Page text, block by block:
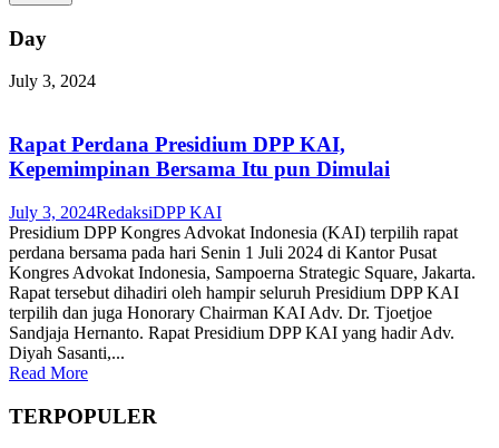
Day
July 3, 2024
Rapat Perdana Presidium DPP KAI,
Kepemimpinan Bersama Itu pun Dimulai
July 3, 2024RedaksiDPP KAI
Presidium DPP Kongres Advokat Indonesia (KAI) terpilih rapat
perdana bersama pada hari Senin 1 Juli 2024 di Kantor Pusat
Kongres Advokat Indonesia, Sampoerna Strategic Square, Jakarta.
Rapat tersebut dihadiri oleh hampir seluruh Presidium DPP KAI
terpilih dan juga Honorary Chairman KAI Adv. Dr. Tjoetjoe
Sandjaja Hernanto. Rapat Presidium DPP KAI yang hadir Adv.
Diyah Sasanti,...
Read More
TERPOPULER